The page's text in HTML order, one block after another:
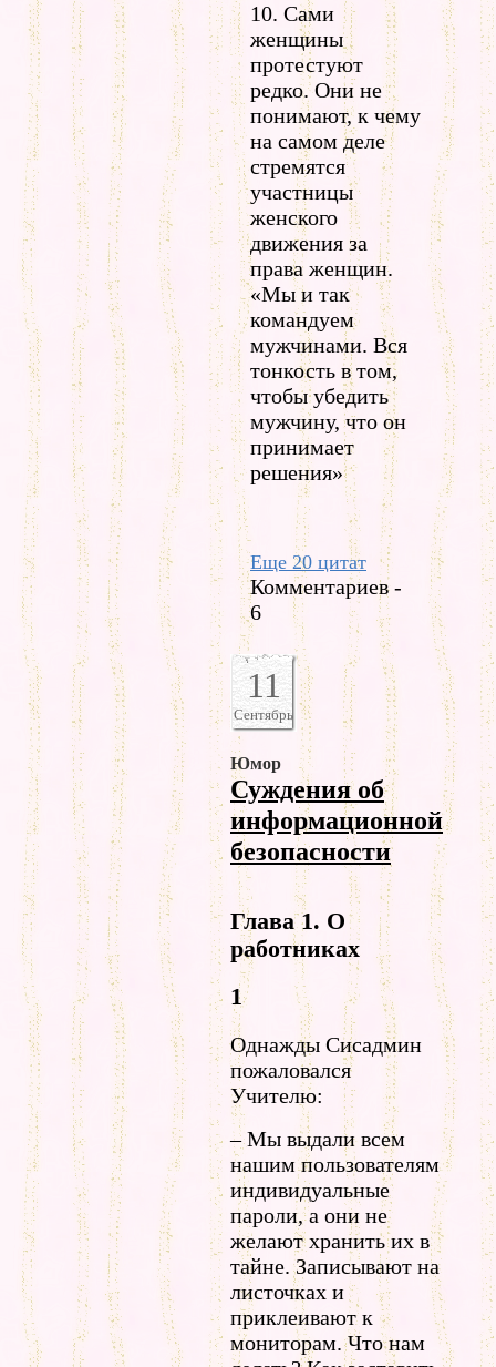
10. Сами
женщины
протестуют
редко. Они не
понимают, к чему
на самом деле
стремятся
участницы
женского
движения за
права женщин.
«Мы и так
командуем
мужчинами. Вся
тонкость в том,
чтобы убедить
мужчину, что он
принимает
решения»
Еще 20 цитат
Комментариев -
6
11
Сентябрь
Юмор
Суждения об
информационной
безопасности
Глава 1. О
работниках
1
Однажды Сисадмин
пожаловался
Учителю:
– Мы выдали всем
нашим пользователям
индивидуальные
пароли, а они не
желают хранить их в
тайне. Записывают на
листочках и
приклеивают к
мониторам. Что нам